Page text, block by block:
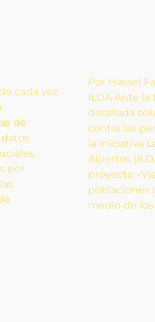
cada vez
de
por
Por Hassel
ILDA Ante
detallada
contra las
la Iniciativa
Abiertos
proyecto
poblaciones
medio de